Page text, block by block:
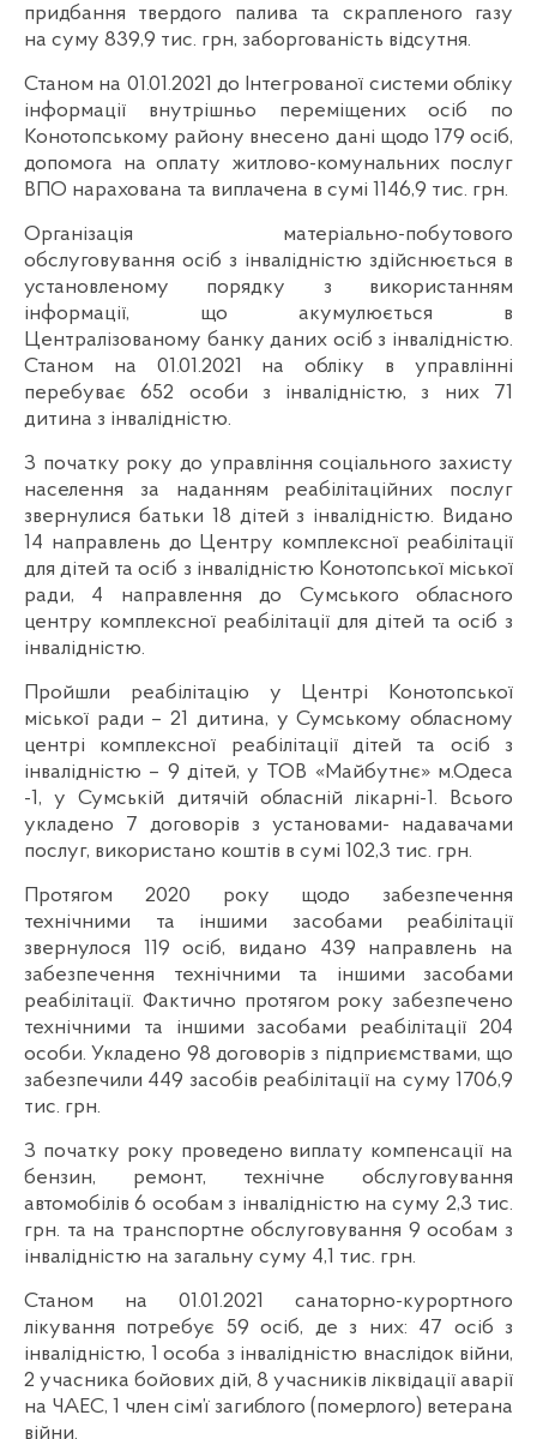
придбання твердого палива та скрапленого газу
на суму 839,9 тис. грн, заборгованість відсутня.
Станом на 01.01.2021 до Інтегрованої системи обліку
інформації внутрішньо переміщених осіб по
Конотопському району внесено дані щодо 179 осіб,
допомога на оплату житлово-комунальних послуг
ВПО нарахована та виплачена в сумі 1146,9 тис. грн.
Організація матеріально-побутового
обслуговування осіб з інвалідністю здійснюється в
установленому порядку з використанням
інформації, що акумулюється в
Централізованому банку даних осіб з інвалідністю.
Станом на 01.01.2021 на обліку в управлінні
перебуває 652 особи з інвалідністю, з них 71
дитина з інвалідністю.
З початку року до управління соціального захисту
населення за наданням реабілітаційних послуг
звернулися батьки 18 дітей з інвалідністю. Видано
14 направлень до Центру комплексної реабілітації
для дітей та осіб з інвалідністю Конотопської міської
ради, 4 направлення до Сумського обласного
центру комплексної реабілітації для дітей та осіб з
інвалідністю.
Пройшли реабілітацію у Центрі Конотопської
міської ради – 21 дитина, у Сумському обласному
центрі комплексної реабілітації дітей та осіб з
інвалідністю – 9 дітей, у ТОВ «Майбутнє» м.Одеса
-1, у Сумській дитячій обласній лікарні-1. Всього
укладено 7 договорів з установами- надавачами
послуг, використано коштів в сумі 102,3 тис. грн.
Протягом 2020 року щодо забезпечення
технічними та іншими засобами реабілітації
звернулося 119 осіб, видано 439 направлень на
забезпечення технічними та іншими засобами
реабілітації. Фактично протягом року забезпечено
технічними та іншими засобами реабілітації 204
особи. Укладено 98 договорів з підприємствами, що
забезпечили 449 засобів реабілітації на суму 1706,9
тис. грн.
З початку року проведено виплату компенсації на
бензин, ремонт, технічне обслуговування
автомобілів 6 особам з інвалідністю на суму 2,3 тис.
грн. та на транспортне обслуговування 9 особам з
інвалідністю на загальну суму 4,1 тис. грн.
Станом на 01.01.2021 санаторно-курортного
лікування потребує 59 осіб, де з них: 47 осіб з
інвалідністю, 1 особа з інвалідністю внаслідок війни,
2 учасника бойових дій, 8 учасників ліквідації аварії
на ЧАЕС, 1 член сім’ї загиблого (померлого) ветерана
війни.